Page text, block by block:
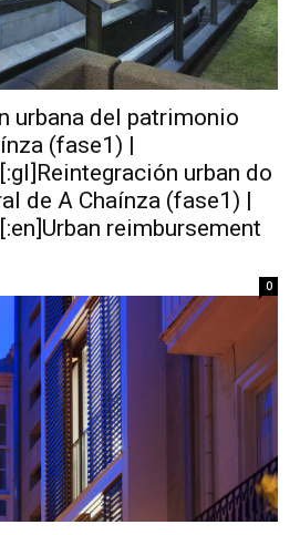
urbana del patrimonio
(fase1) |
urban do
de A Chaínza (fase1) |
reimbursement
0